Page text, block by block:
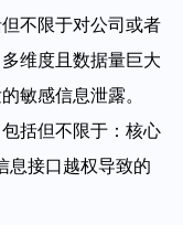
不限于对公司或者
维度且数据量巨大
敏感信息泄露。
括但不限于：核心
息接口越权导致的